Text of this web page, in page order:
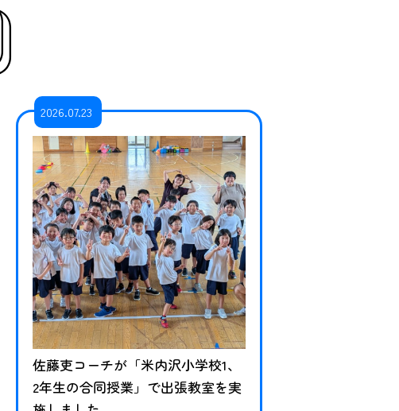
2026.07.23
佐藤吏コーチが「米内沢小学校1、
2年生の合同授業」で出張教室を実